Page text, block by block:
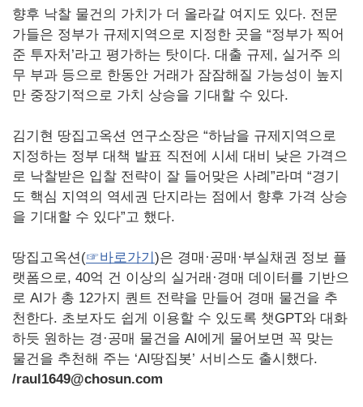
향후 낙찰 물건의 가치가 더 올라갈 여지도 있다. 전문
가들은 정부가 규제지역으로 지정한 곳을 “정부가 찍어
준 투자처’라고 평가하는 탓이다. 대출 규제, 실거주 의
무 부과 등으로 한동안 거래가 잠잠해질 가능성이 높지
만 중장기적으로 가치 상승을 기대할 수 있다.
김기현 땅집고옥션 연구소장은 “하남을 규제지역으로
지정하는 정부 대책 발표 직전에 시세 대비 낮은 가격으
로 낙찰받은 입찰 전략이 잘 들어맞은 사례”라며 “경기
도 핵심 지역의 역세권 단지라는 점에서 향후 가격 상승
을 기대할 수 있다”고 했다.
땅집고옥션(☞바로가기)은 경매·공매·부실채권 정보 플
랫폼으로, 40억 건 이상의 실거래·경매 데이터를 기반으
로 AI가 총 12가지 퀀트 전략을 만들어 경매 물건을 추
천한다. 초보자도 쉽게 이용할 수 있도록 챗GPT와 대화
하듯 원하는 경·공매 물건을 AI에게 물어보면 꼭 맞는
물건을 추천해 주는 ‘AI땅집봇’ 서비스도 출시했다.
/raul1649@chosun.com